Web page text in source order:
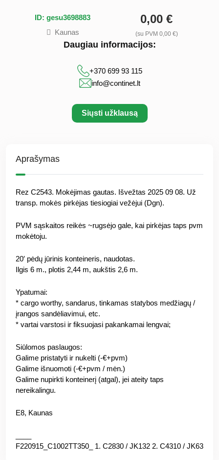
ID: gesu3698883
Kaunas
0,00 €
(su PVM 0,00 €)
Daugiau informacijos:
+370 699 93 115
info@continet.lt
Siųsti užklausą
Aprašymas
Rez C2543. Mokėjimas gautas. Išvežtas 2025 09 08. Už
transp. mokės pirkėjas tiesiogiai vežėjui (Dgn).
PVM sąskaitos reikės ~rugsėjo gale, kai pirkėjas taps pvm
mokėtoju.
20′ pėdų jūrinis konteineris, naudotas.
Ilgis 6 m., plotis 2,44 m, aukštis 2,6 m.
Ypatumai:
* cargo worthy, sandarus, tinkamas statybos medžiagų /
įrangos sandėliavimui, etc.
* vartai varstosi ir fiksuojasi pakankamai lengvai;
Siūlomos paslaugos:
Galime pristatyti ir nukelti (-€+pvm)
Galime išnuomoti (-€+pvm / mėn.)
Galime nupirkti konteinerį (atgal), jei ateity taps
nereikalingu.
E8, Kaunas
F220915_C1002TT350_ 1. C2830 / JK132 2. C4310 / JK63